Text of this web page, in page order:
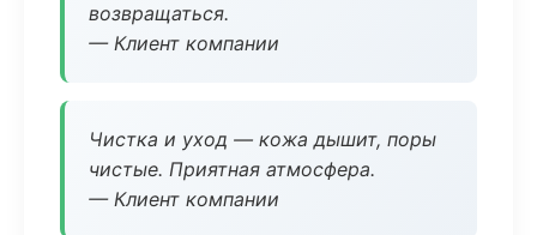
возвращаться.
— Клиент компании
Чистка и уход — кожа дышит, поры
чистые. Приятная атмосфера.
— Клиент компании